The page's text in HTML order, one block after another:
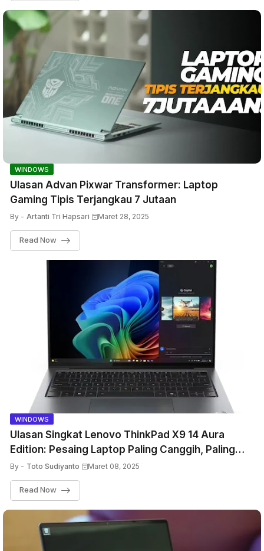
WINDOWS
Ulasan Advan Pixwar Transformer: Laptop
Gaming Tipis Terjangkau 7 Jutaan
By - Artanti Tri Hapsari Maret 28, 2025
Read Now
WINDOWS
Ulasan Singkat Lenovo ThinkPad X9 14 Aura
Edition: Pesaing Laptop Paling Canggih, Paling
Portabel, dan Bertenaga
By - Toto Sudiyanto Maret 08, 2025
Read Now